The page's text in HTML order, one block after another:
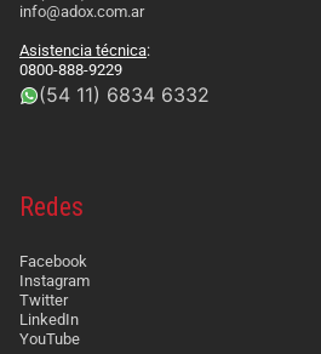
info@adox.com.ar
Asistencia técnica:
0800-888-9229
(54 11) 6834 6332
Redes
Facebook
Instagram
Twitter
LinkedIn
YouTube